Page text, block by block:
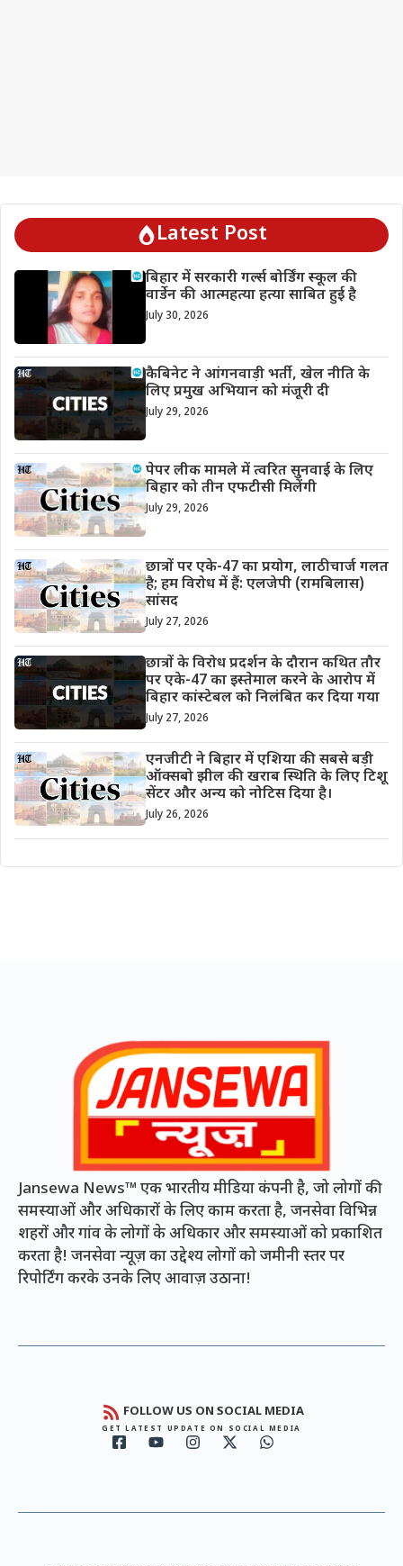
Latest Post
बिहार में सरकारी गर्ल्स बोर्डिंग स्कूल की
वार्डेन की आत्महत्या हत्या साबित हुई है
July 30, 2026
कैबिनेट ने आंगनवाड़ी भर्ती, खेल नीति के
लिए प्रमुख अभियान को मंजूरी दी
July 29, 2026
पेपर लीक मामले में त्वरित सुनवाई के लिए
बिहार को तीन एफटीसी मिलेंगी
July 29, 2026
छात्रों पर एके-47 का प्रयोग, लाठीचार्ज गलत
है; हम विरोध में हैं: एलजेपी (रामबिलास)
सांसद
July 27, 2026
छात्रों के विरोध प्रदर्शन के दौरान कथित तौर
पर एके-47 का इस्तेमाल करने के आरोप में
बिहार कांस्टेबल को निलंबित कर दिया गया
July 27, 2026
एनजीटी ने बिहार में एशिया की सबसे बड़ी
ऑक्सबो झील की खराब स्थिति के लिए टिशू
सेंटर और अन्य को नोटिस दिया है।
July 26, 2026
Jansewa News™ एक भारतीय मीडिया कंपनी है, जो लोगों की
समस्याओं और अधिकारों के लिए काम करता है, जनसेवा विभिन्न
शहरों और गांव के लोगों के अधिकार और समस्याओं को प्रकाशित
करता है! जनसेवा न्यूज़ का उद्देश्य लोगों को जमीनी स्तर पर
रिपोर्टिंग करके उनके लिए आवाज़ उठाना!
FOLLOW US ON SOCIAL MEDIA
GET LATEST UPDATE ON SOCIAL MEDIA